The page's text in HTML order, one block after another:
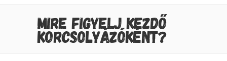
MIRE FIGYELJ KEZDŐ
KORCSOLYÁZÓKÉNT?